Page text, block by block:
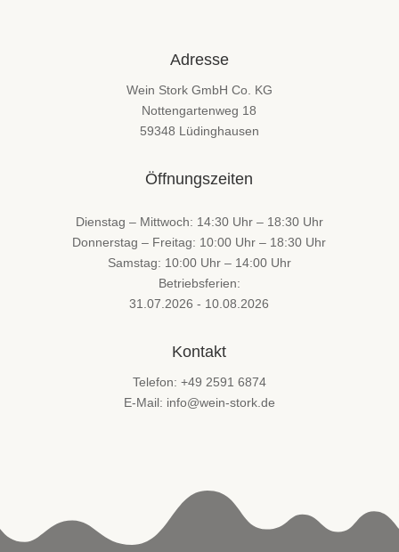
Adresse
Wein Stork GmbH Co. KG
Nottengartenweg 18
59348 Lüdinghausen
Öffnungszeiten
Dienstag – Mittwoch: 14:30 Uhr – 18:30 Uhr
Donnerstag – Freitag: 10:00 Uhr – 18:30 Uhr
Samstag: 10:00 Uhr – 14:00 Uhr
Betriebsferien:
31.07.2026 - 10.08.2026
Kontakt
Telefon: +49 2591 6874
E-Mail: info@wein-stork.de